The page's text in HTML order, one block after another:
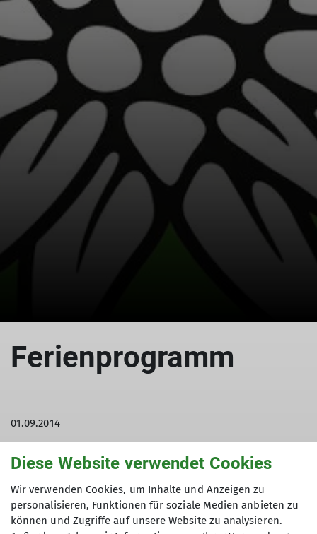
Ferienprogramm
01.09.2014
Jugend2014
Tourenleiter: Widl Konrad
Teilnehmer: 45
Diese Website verwendet Cookies
Wir verwenden Cookies, um Inhalte und Anzeigen zu
personalisieren, Funktionen für soziale Medien anbieten zu
können und Zugriffe auf unsere Website zu analysieren.